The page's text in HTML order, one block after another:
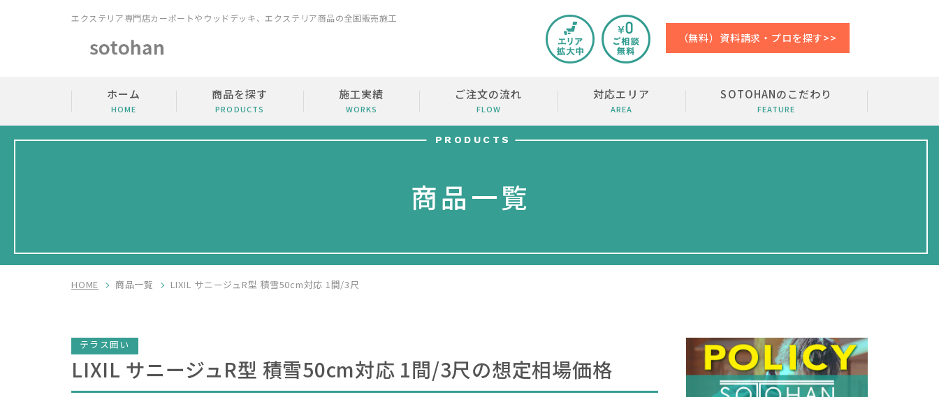
エクステリア専門店カーポートやウッドデッキ、エクステリア商品の全国販売施工
（無料）資料請求・プロを探す>>
ホーム
HOME
商品を探す
PRODUCTS
施工実績
WORKS
ご注文の流れ
FLOW
対応エリア
AREA
SOTOHANのこだわり
FEATURE
PRODUCTS
商品一覧
HOME 商品一覧 LIXIL サニージュR型 積雪50cm対応 1間/3尺
テラス囲い
LIXIL サニージュR型 積雪50cm対応 1間/3尺の想定相場価格